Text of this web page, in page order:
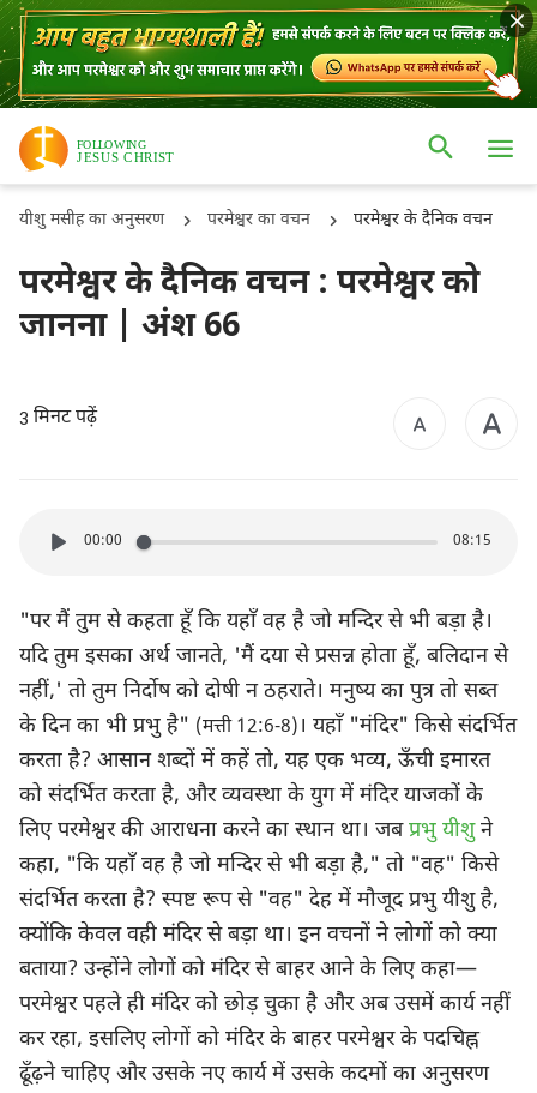
यीशु मसीह का अनुसरण परमेश्वर का वचन परमेश्वर के दैनिक वचन
परमेश्वर के दैनिक वचन : परमेश्वर को
जानना | अंश 66
3 मिनट पढ़ें
00:00 08:15
"पर मैं तुम से कहता हूँ कि यहाँ वह है जो मन्दिर से भी बड़ा है।
यदि तुम इसका अर्थ जानते, 'मैं दया से प्रसन्न होता हूँ, बलिदान से
नहीं,' तो तुम निर्दोष को दोषी न ठहराते। मनुष्य का पुत्र तो सब्त
के दिन का भी प्रभु है" (मत्ती 12:6-8) । यहाँ "मंदिर" किसे संदर्भित
करता है? आसान शब्दों में कहें तो, यह एक भव्य, ऊँची इमारत
को संदर्भित करता है, और व्यवस्था के युग में मंदिर याजकों के
लिए परमेश्वर की आराधना करने का स्थान था। जबप्रभु यीशुने
कहा, "कि यहाँ वह है जो मन्दिर से भी बड़ा है," तो "वह" किसे
संदर्भित करता है? स्पष्ट रूप से "वह" देह में मौजूद प्रभु यीशु है,
क्योंकि केवल वही मंदिर से बड़ा था। इन वचनों ने लोगों को क्या
बताया? उन्होंने लोगों को मंदिर से बाहर आने के लिए कहा—
परमेश्वर पहले ही मंदिर को छोड़ चुका है और अब उसमें कार्य नहीं
कर रहा, इसलिए लोगों को मंदिर के बाहर परमेश्वर के पदचिह्न
ढूँढ़ने चाहिए और उसके नए कार्य में उसके कदमों का अनुसरण